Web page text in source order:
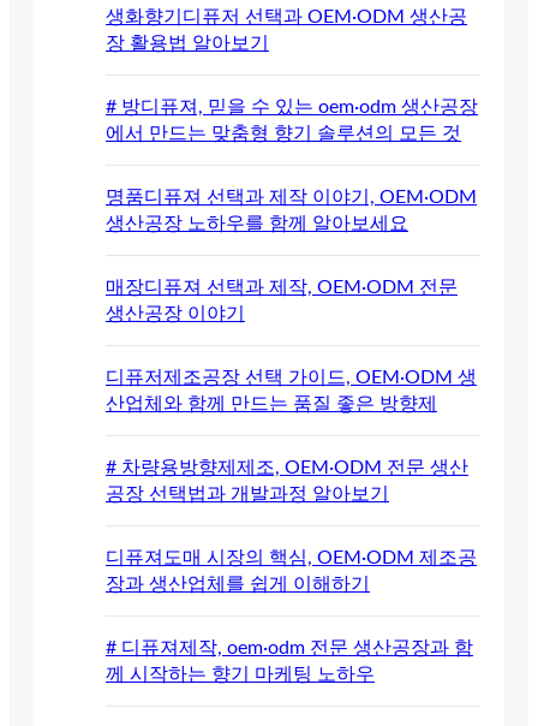
생화향기디퓨저 선택과 OEM·ODM 생산공
장 활용법 알아보기
# 방디퓨져, 믿을 수 있는 oem·odm 생산공장
에서 만드는 맞춤형 향기 솔루션의 모든 것
명품디퓨져 선택과 제작 이야기, OEM·ODM
생산공장 노하우를 함께 알아보세요
매장디퓨져 선택과 제작, OEM·ODM 전문
생산공장 이야기
디퓨저제조공장 선택 가이드, OEM·ODM 생
산업체와 함께 만드는 품질 좋은 방향제
# 차량용방향제제조, OEM·ODM 전문 생산
공장 선택법과 개발과정 알아보기
디퓨져도매 시장의 핵심, OEM·ODM 제조공
장과 생산업체를 쉽게 이해하기
# 디퓨져제작, oem·odm 전문 생산공장과 함
께 시작하는 향기 마케팅 노하우